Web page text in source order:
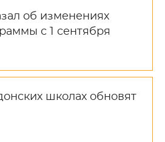
об изменениях
с 1 сентября
школах обновят